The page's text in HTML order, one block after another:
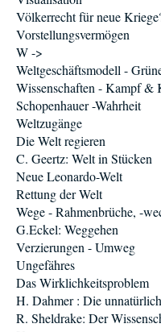
Völkerrecht für neue
Vorstellungsvermögen
W ->
Weltgeschäftsmodell -
Wissenschaften - Kampf &
Schopenhauer -Wahrheit
Weltzugänge
Die Welt regieren
C. Geertz: Welt in Stücken
Neue Leonardo-Welt
Rettung der Welt
Wege - Rahmenbrüche, -
G.Eckel: Weggehen
Verzierungen - Umweg
Ungefähres
Das Wirklichkeitsproblem
H. Dahmer : Die
R. Sheldrake: Der